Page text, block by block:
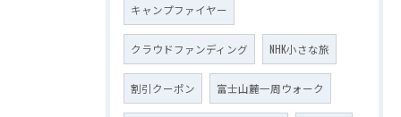
キャンプファイヤー
クラウドファンディング NHK小さな旅
割引クーポン 富士山麓一周ウォーク